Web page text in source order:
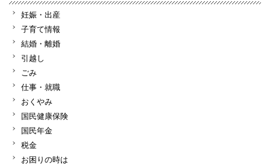
妊娠・出産
子育て情報
結婚・離婚
引越し
ごみ
仕事・就職
おくやみ
国民健康保険
国民年金
税金
お困りの時は